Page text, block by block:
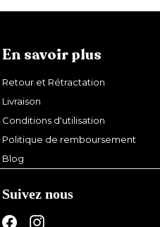
En savoir plus
Retour et Rétractation
Livraison
Conditions d'utilisation
Politique de remboursement
Blog
Suivez nous
FacebookInstagram